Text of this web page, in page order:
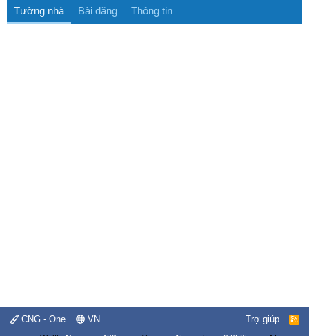
Tường nhà Bài đăng Thông tin
CNG - One VN Trợ giúp
R